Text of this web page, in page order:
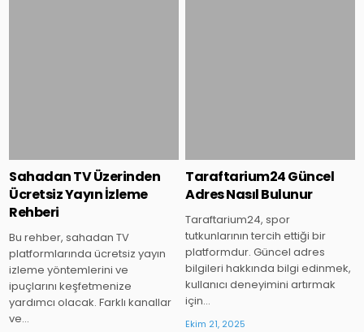
Sahadan TV Üzerinden
Ücretsiz Yayın İzleme
Rehberi
Bu rehber, sahadan TV
platformlarında ücretsiz yayın
izleme yöntemlerini ve
ipuçlarını keşfetmenize
yardımcı olacak. Farklı kanallar
ve…
Taraftarium24 Güncel
Adres Nasıl Bulunur
Taraftarium24, spor
tutkunlarının tercih ettiği bir
platformdur. Güncel adres
bilgileri hakkında bilgi edinmek,
kullanıcı deneyimini artırmak
için…
Ekim 21, 2025